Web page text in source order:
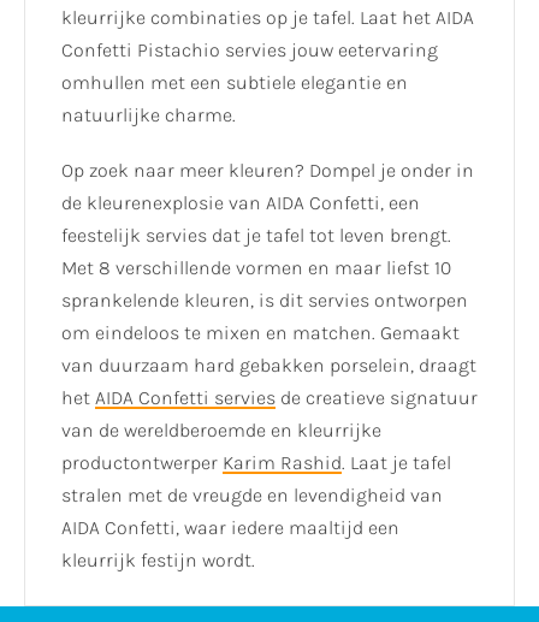
kleurrijke combinaties op je tafel. Laat het AIDA
Confetti Pistachio servies jouw eetervaring
omhullen met een subtiele elegantie en
natuurlijke charme.
Op zoek naar meer kleuren? Dompel je onder in
de kleurenexplosie van AIDA Confetti, een
feestelijk servies dat je tafel tot leven brengt.
Met 8 verschillende vormen en maar liefst 10
sprankelende kleuren, is dit servies ontworpen
om eindeloos te mixen en matchen. Gemaakt
van duurzaam hard gebakken porselein, draagt
het AIDA Confetti servies de creatieve signatuur
van de wereldberoemde en kleurrijke
productontwerper Karim Rashid. Laat je tafel
stralen met de vreugde en levendigheid van
AIDA Confetti, waar iedere maaltijd een
kleurrijk festijn wordt.